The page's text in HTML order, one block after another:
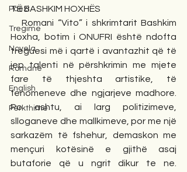
Poezi
Tregime
Novela
Romane
English
Përkthime
TË BASHKIM HOXHËS
   Romani “Vito” i shkrimtarit Bashkim
Hoxha, botim i ONUFRI është ndofta
treguesi më i qartë i avantazhit që të
jep talenti në përshkrimin me mjete
fare të thjeshta artistike, të
fenomeneve dhe ngjarjeve madhore.
Po ashtu, ai larg politizimeve,
slloganeve dhe mallkimeve, por me një
sarkazëm të fshehur, demaskon me
mençuri kotësinë e gjithë asaj
butaforie që u ngrit dikur te ne.